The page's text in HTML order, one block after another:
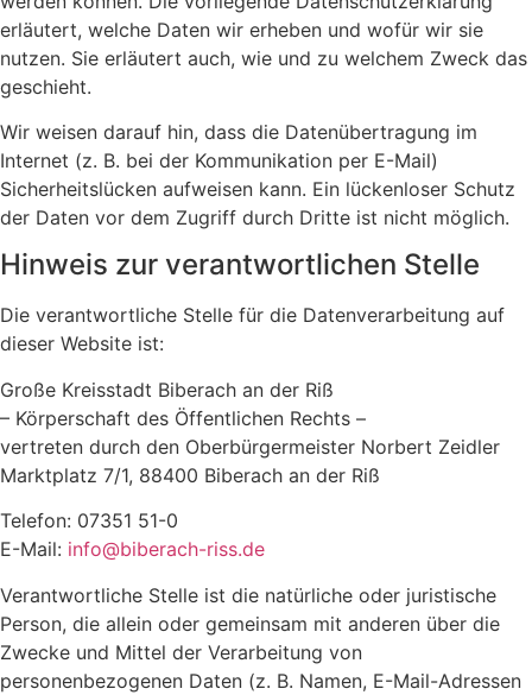
erläutert, welche Daten wir erheben und wofür wir sie
nutzen. Sie erläutert auch, wie und zu welchem Zweck das
geschieht.
Wir weisen darauf hin, dass die Datenübertragung im
Internet (z. B. bei der Kommunikation per E-Mail)
Sicherheitslücken aufweisen kann. Ein lückenloser Schutz
der Daten vor dem Zugriff durch Dritte ist nicht möglich.
Hinweis zur verantwortlichen Stelle
Die verantwortliche Stelle für die Datenverarbeitung auf
dieser Website ist:
Große Kreisstadt Biberach an der Riß
– Körperschaft des Öffentlichen Rechts –
vertreten durch den Oberbürgermeister Norbert Zeidler
Marktplatz 7/1, 88400 Biberach an der Riß
Telefon: 07351 51-0
E-Mail: info@biberach-riss.de
Verantwortliche Stelle ist die natürliche oder juristische
Person, die allein oder gemeinsam mit anderen über die
Zwecke und Mittel der Verarbeitung von
personenbezogenen Daten (z. B. Namen, E-Mail-Adressen